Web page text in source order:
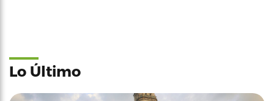
Lo Último